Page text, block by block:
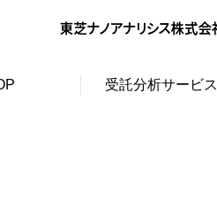
受託分析サービス